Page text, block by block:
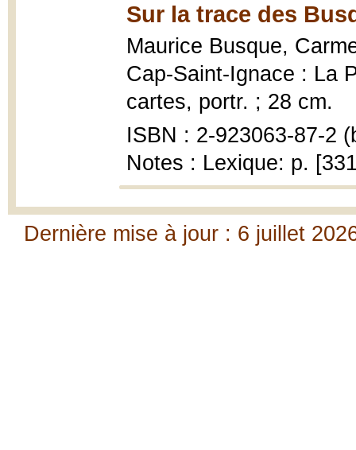
Sur la trace des
Maurice Busque,
Cap-Saint-Ignace : La
cartes, portr. ; 28 cm.
ISBN : 2-923063-87-2
Notes : Lexique: p.
Dernière mise à jour : 6 juillet